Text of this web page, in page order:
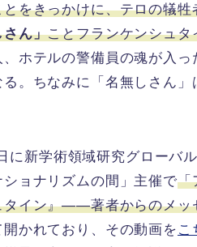
をきっかけに、テロの犠
さん」ことフランケンシュ
ホテルの警備員の魂が入
。ちなみに「名無しさん
に新学術領域研究グローバ
ョナリズムの間」主催で「
タイン』――著者からのメッ
開かれており、その動画を こ